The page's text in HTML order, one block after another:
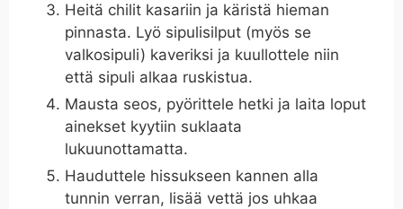
Heitä chilit kasariin ja käristä hieman
pinnasta. Lyö sipulisilput (myös se
valkosipuli) kaveriksi ja kuullottele niin
että sipuli alkaa ruskistua.
Mausta seos, pyörittele hetki ja laita loput
ainekset kyytiin suklaata
lukuunottamatta.
Hauduttele hissukseen kannen alla
tunnin verran, lisää vettä jos uhkaa